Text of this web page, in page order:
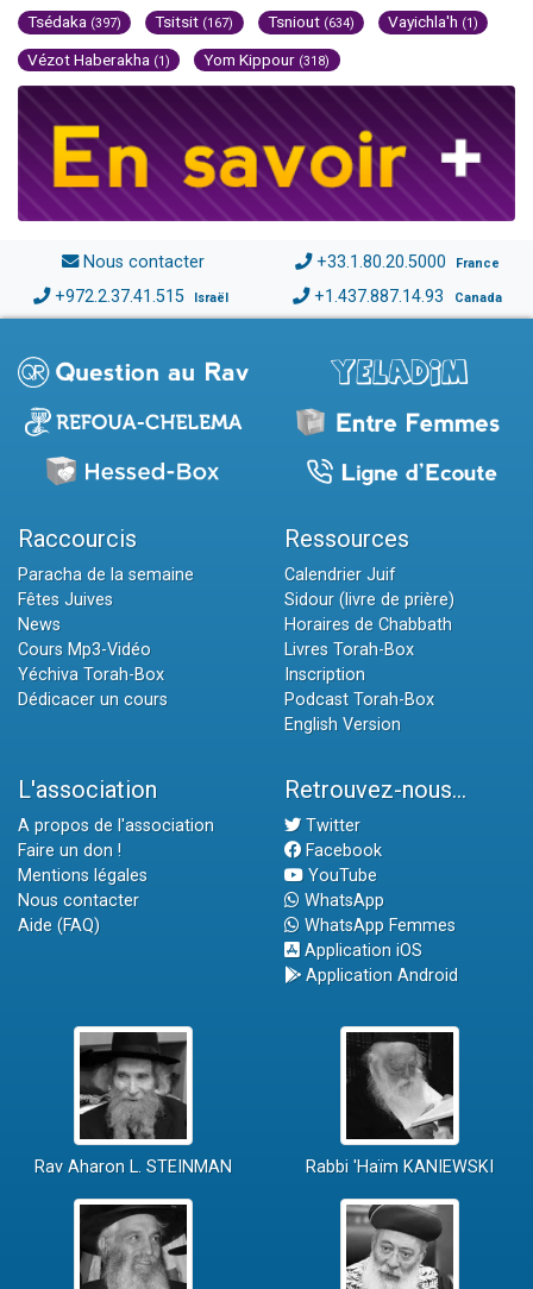
Tsédaka (397) Tsitsit (167) Tsniout (634) Vayichla'h (1)
Vézot Haberakha (1) Yom Kippour (318)
Nous contacter +33.1.80.20.5000 France
+972.2.37.41.515 Israël +1.437.887.14.93 Canada
Raccourcis
Paracha de la semaine
Fêtes Juives
News
Cours Mp3-Vidéo
Yéchiva Torah-Box
Dédicacer un cours
Ressources
Calendrier Juif
Sidour (livre de prière)
Horaires de Chabbath
Livres Torah-Box
Inscription
Podcast Torah-Box
English Version
L'association
A propos de l'association
Faire un don !
Mentions légales
Nous contacter
Aide (FAQ)
Retrouvez-nous...
Twitter
Facebook
YouTube
WhatsApp
WhatsApp Femmes
Application iOS
Application Android
Rav Aharon L. STEINMAN Rabbi 'Haïm KANIEWSKI